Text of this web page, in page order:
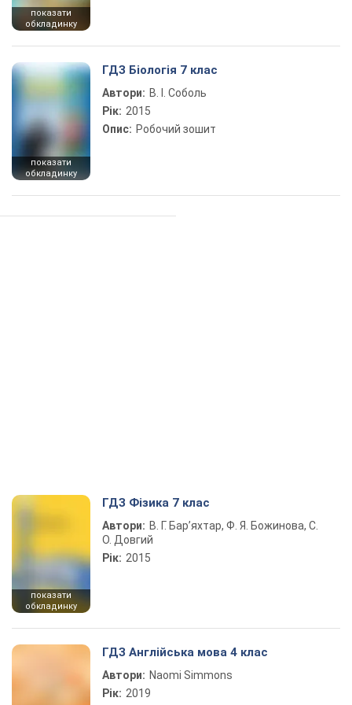
показати
обкладинку
показати
обкладинку
ГДЗ Біологія 7 клас
Автори: В. І. Соболь
Рік: 2015
Опис: Робочий зошит
показати
обкладинку
ГДЗ Фізика 7 клас
Автори: В. Г. Бар’яхтар, Ф. Я. Божинова, С.
О. Довгий
Рік: 2015
ГДЗ Англійська мова 4 клас
Автори: Naomi Simmons
Рік: 2019